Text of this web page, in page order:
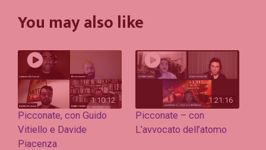
You may also like
1:10:12
Picconate, con Guido
Vitiello e Davide
Piacenza
1:21:16
Picconate – con
L’avvocato dell’atomo